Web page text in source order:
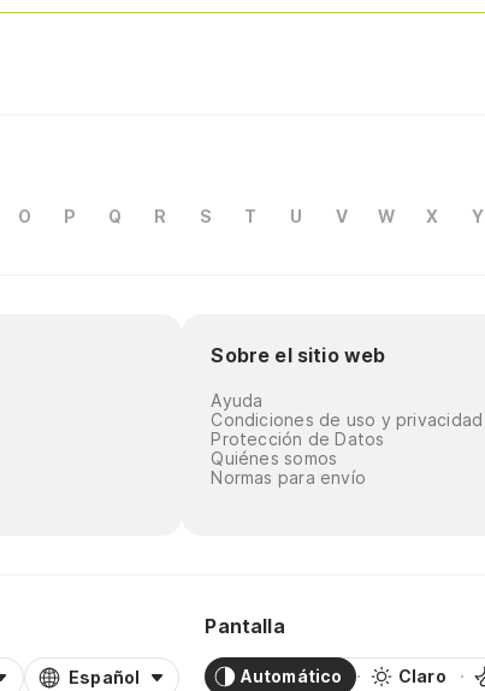
O P Q R S T U V W X Y
Sobre el sitio web
Ayuda
Condiciones de uso y privacidad
Protección de Datos
Quiénes somos
Normas para envío
Español
Pantalla
Automático Claro